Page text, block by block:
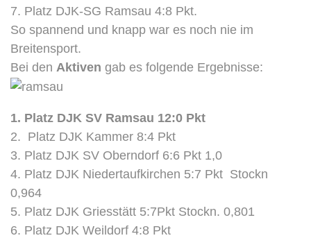
7. Platz DJK-SG Ramsau 4:8 Pkt.
So spannend und knapp war es noch nie im
Breitensport.
Bei den Aktiven gab es folgende Ergebnisse:
1. Platz DJK SV Ramsau 12:0 Pkt
2. Platz DJK Kammer 8:4 Pkt
3. Platz DJK SV Oberndorf 6:6 Pkt 1,0
4. Platz DJK Niedertaufkirchen 5:7 Pkt Stockn
0,964
5. Platz DJK Griesstätt 5:7Pkt Stockn. 0,801
6. Platz DJK Weildorf 4:8 Pkt